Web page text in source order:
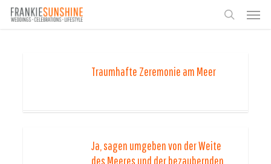
Skip
Traumhafte Zeremonie am Meer
Ja, sagen umgeben von der Weite
des Meeres und der bezaubernden